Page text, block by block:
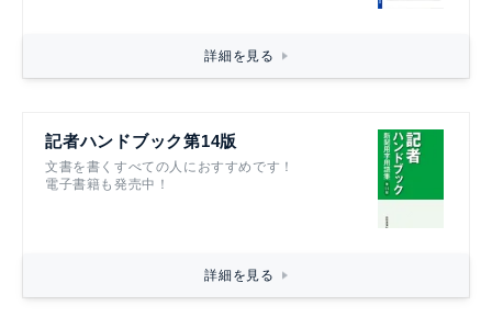
詳細を見る
記者ハンドブック第14版
文書を書くすべての人におすすめです！
電子書籍も発売中！
詳細を見る